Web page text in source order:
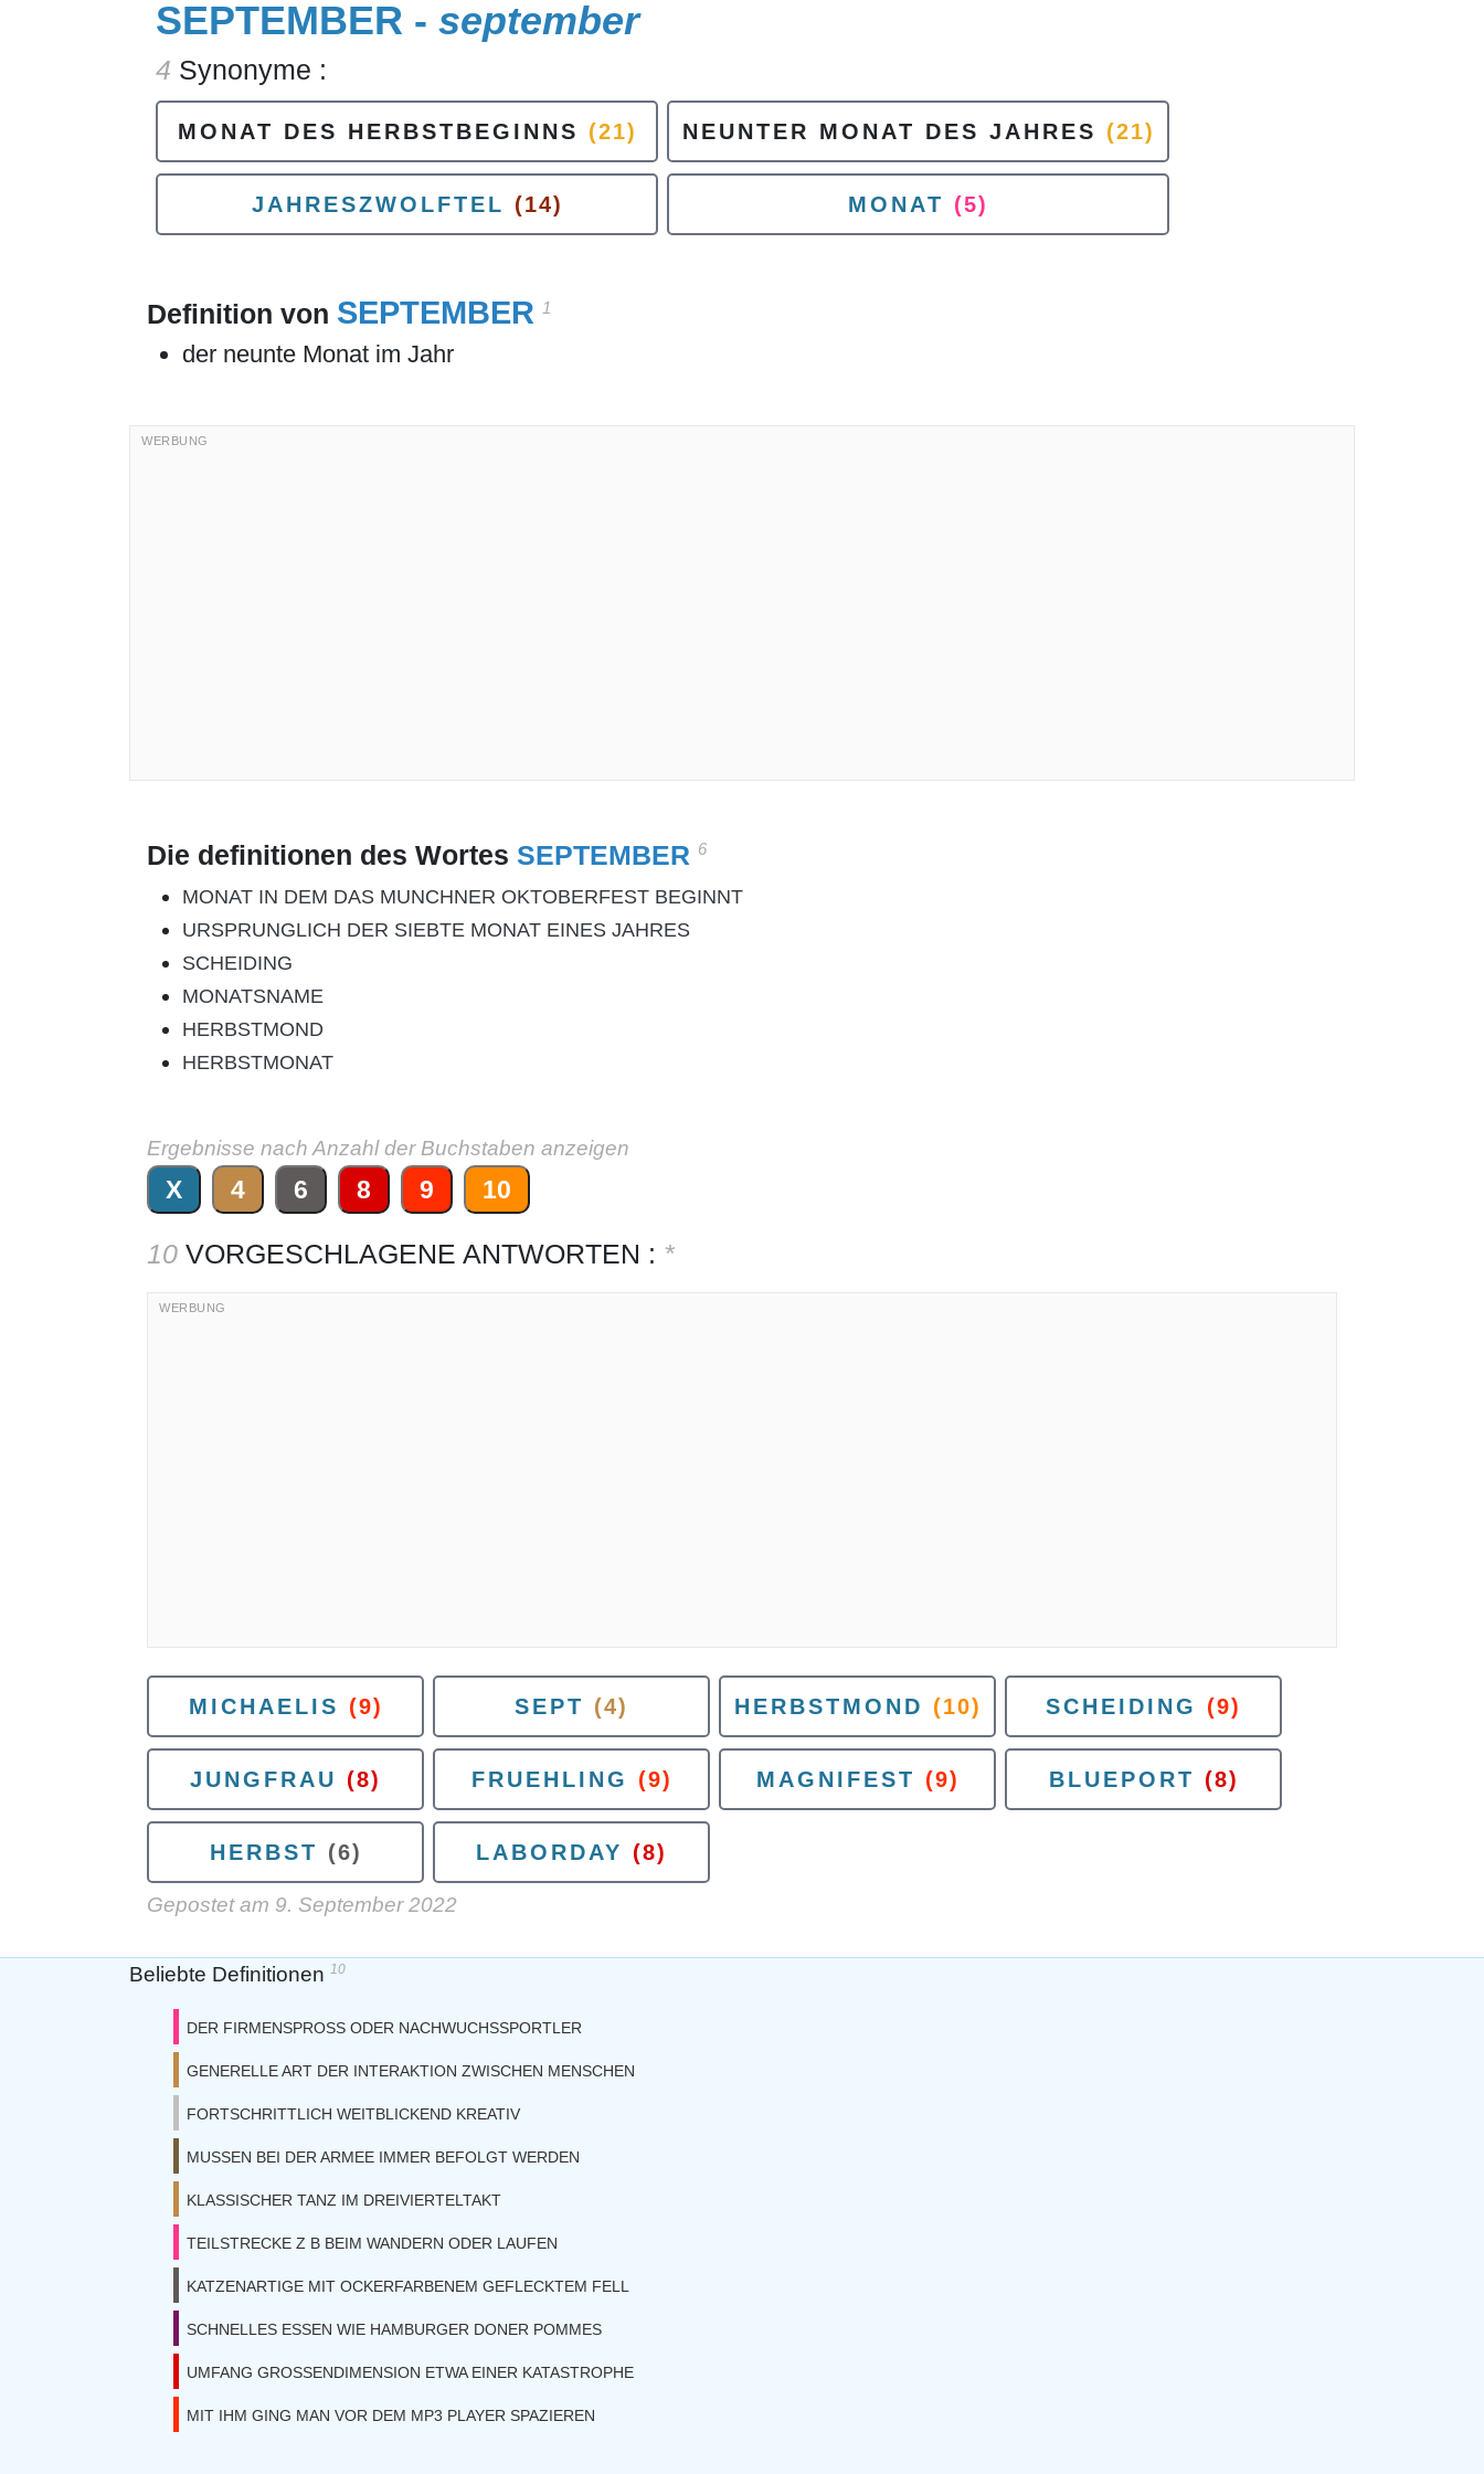
SEPTEMBER - september
4 Synonyme :
MONAT DES HERBSTBEGINNS (21) NEUNTER MONAT DES JAHRES (21)
JAHRESZWOLFTEL (14) MONAT (5)
Definition von SEPTEMBER 1
der neunte Monat im Jahr
Die definitionen des Wortes SEPTEMBER 6
MONAT IN DEM DAS MUNCHNER OKTOBERFEST BEGINNT
URSPRUNGLICH DER SIEBTE MONAT EINES JAHRES
SCHEIDING
MONATSNAME
HERBSTMOND
HERBSTMONAT
Ergebnisse nach Anzahl der Buchstaben anzeigen
X 4 6 8 9 10
10 VORGESCHLAGENE ANTWORTEN : *
MICHAELIS (9) SEPT (4) HERBSTMOND (10) SCHEIDING (9)
JUNGFRAU (8) FRUEHLING (9) MAGNIFEST (9) BLUEPORT (8)
HERBST (6) LABORDAY (8)
Gepostet am 9. September 2022
Beliebte Definitionen 10
DER FIRMENSPROSS ODER NACHWUCHSSPORTLER
GENERELLE ART DER INTERAKTION ZWISCHEN MENSCHEN
FORTSCHRITTLICH WEITBLICKEND KREATIV
MUSSEN BEI DER ARMEE IMMER BEFOLGT WERDEN
KLASSISCHER TANZ IM DREIVIERTELTAKT
TEILSTRECKE Z B BEIM WANDERN ODER LAUFEN
KATZENARTIGE MIT OCKERFARBENEM GEFLECKTEM FELL
SCHNELLES ESSEN WIE HAMBURGER DONER POMMES
UMFANG GROSSENDIMENSION ETWA EINER KATASTROPHE
MIT IHM GING MAN VOR DEM MP3 PLAYER SPAZIEREN